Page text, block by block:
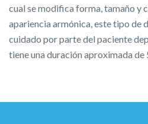
cual se modifica forma, tamaño y
apariencia armónica, este tipo de
cuidado por parte del paciente
tiene una duración aproximada de